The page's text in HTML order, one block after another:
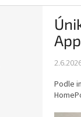
Podle